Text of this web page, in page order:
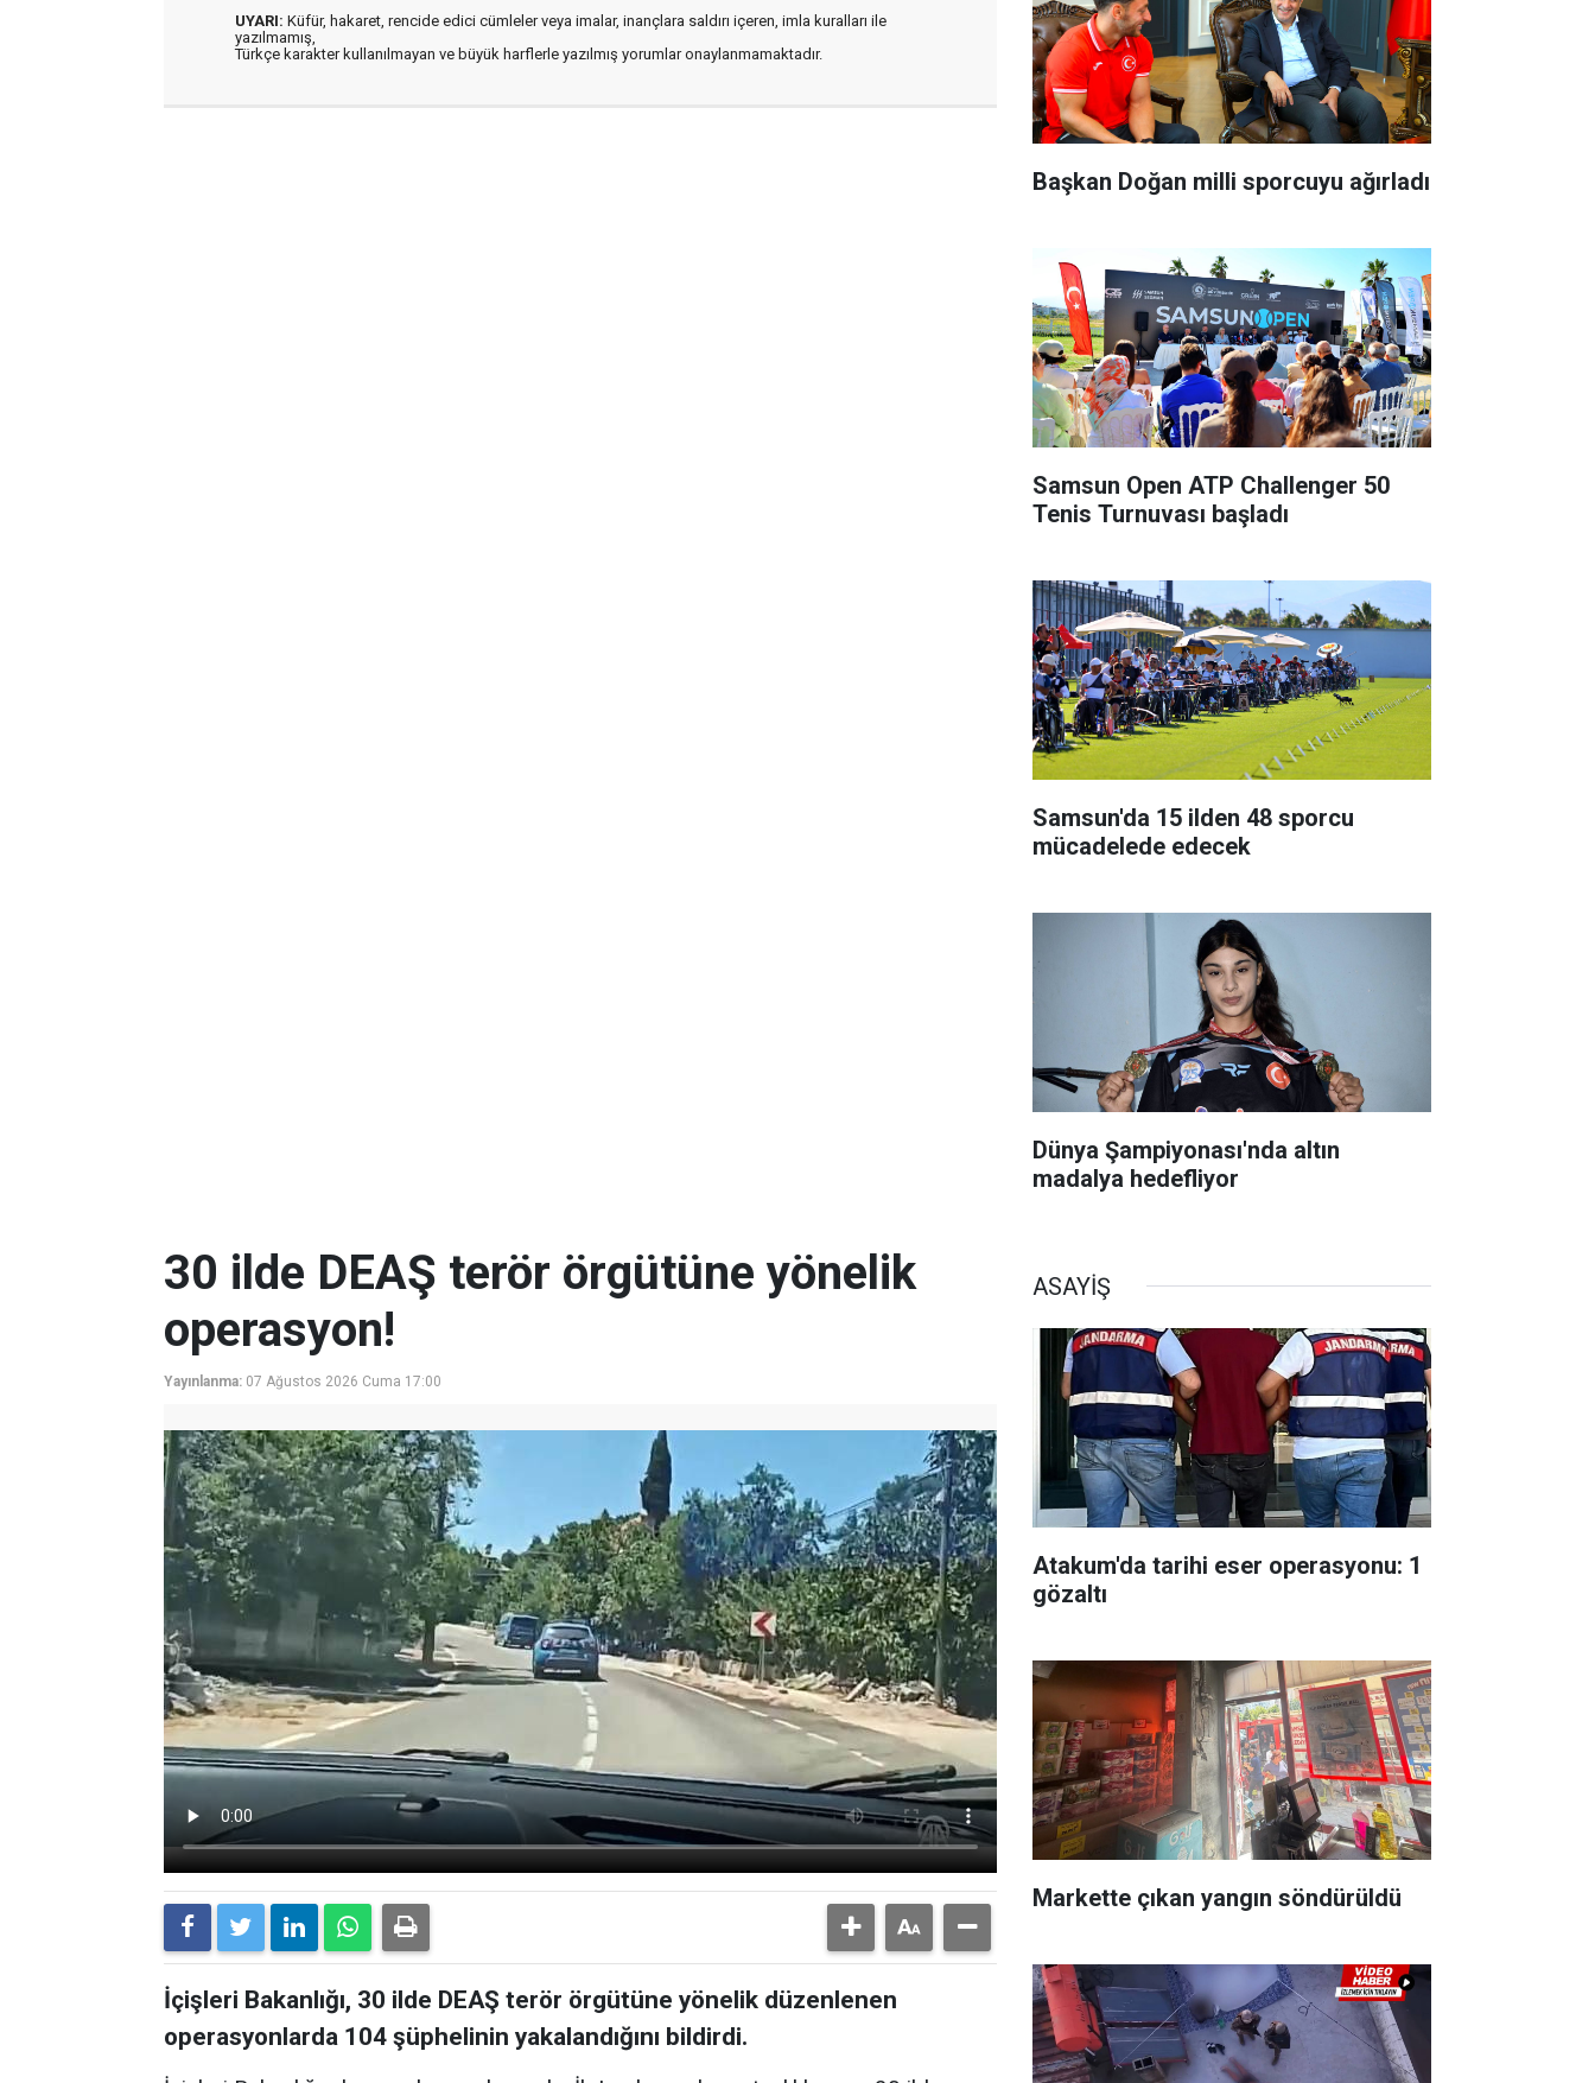
UYARI: Küfür, hakaret, rencide edici cümleler veya imalar, inançlara saldırı içeren, imla kuralları ile
yazılmamış,
Türkçe karakter kullanılmayan ve büyük harflerle yazılmış yorumlar onaylanmamaktadır.
Başkan Doğan milli sporcuyu ağırladı
Samsun Open ATP Challenger 50
Tenis Turnuvası başladı
Samsun'da 15 ilden 48 sporcu
mücadelede edecek
Dünya Şampiyonası'nda altın
madalya hedefliyor
30 ilde DEAŞ terör örgütüne yönelik
operasyon!
Yayınlanma: 07 Ağustos 2026 Cuma 17:00
İçişleri Bakanlığı, 30 ilde DEAŞ terör örgütüne yönelik düzenlenen
operasyonlarda 104 şüphelinin yakalandığını bildirdi.
ASAYİŞ
Atakum'da tarihi eser operasyonu: 1
gözaltı
Markette çıkan yangın söndürüldü